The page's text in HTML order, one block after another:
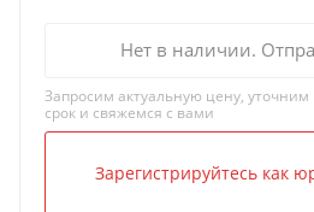
Нет в наличии.
Запросим актуальную цену, уточним
срок и свяжемся с вами
Зарегистрируйтесь как